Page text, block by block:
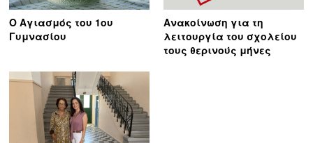
Ο Αγιασμός του 1ου
Γυμνασίου
Ανακοίνωση για τη
λειτουργία του σχολείου
τους θερινούς μήνες